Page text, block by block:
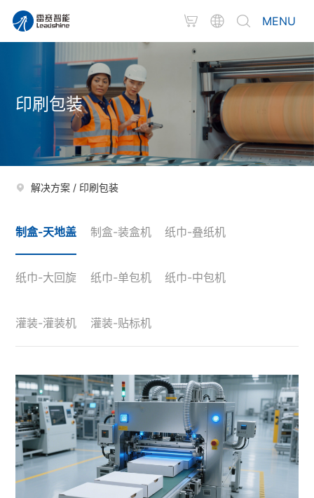
MENU
印刷包装
解决方案 / 印刷包装
制盒-天地盖 制盒-装盒机 纸巾-叠纸机
纸巾-大回旋 纸巾-单包机 纸巾-中包机
灌装-灌装机 灌装-贴标机